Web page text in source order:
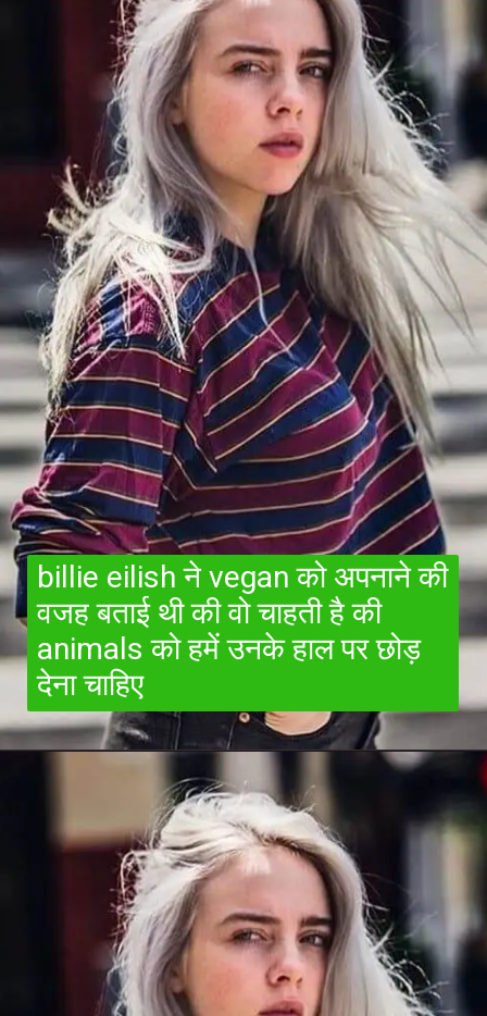
billie eilish ने vegan को अपनाने की
वजह बताई थी की वो चाहती है की
animals को हमें उनके हाल पर छोड़
देना चाहिए